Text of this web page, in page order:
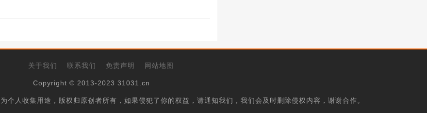
关于我们 联系我们 免责声明 网站地图
Copyright © 2013-2023 31031.cn
个人收集用途，版权归原创者所有，如果侵犯了你的权益，请通知我们，我们会及时删除侵权内容，谢谢合作。